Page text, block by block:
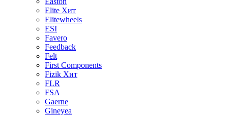
Elite Хит
Elitewheels
ESI
Favero
Feedback
Felt
First Components
Fizik Хит
FLR
FSA
Gaerne
Gineyea